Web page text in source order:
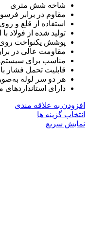
شاخه شش متری
مقاوم در برابر
استفاده از قلع و
تولید شده از فولاد
پوشش یکنواخت
مقاومت عالی در
مناسب برای
قابلیت تحمل فشار
هر دو سر لوله
دارای استانداردهای
افزودن به علاقه مندی
انتخاب گزینه ها
نمایش سریع